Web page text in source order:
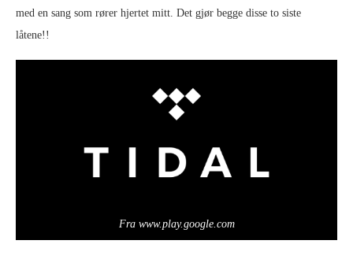
med en sang som rører hjertet mitt. Det gjør begge disse to siste
låtene!!
Fra www.play.google.com